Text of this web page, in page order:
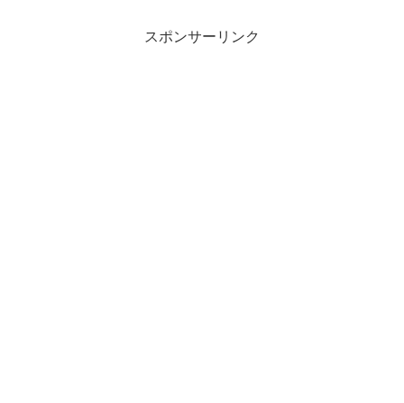
スポンサーリンク